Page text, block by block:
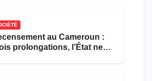
au Cameroun :
prolongations, l’État ne